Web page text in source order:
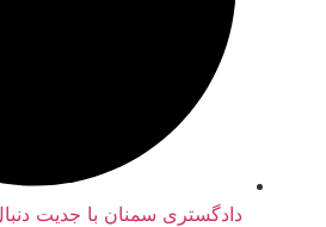
دادگستری سمنان با جدیت دنبال